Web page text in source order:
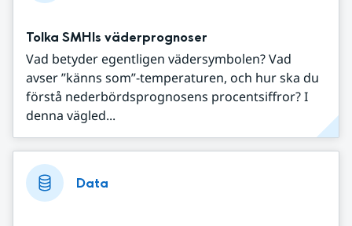
Tolka SMHIs väderprognoser
Vad betyder egentligen vädersymbolen? Vad
avser ”känns som”-temperaturen, och hur ska du
förstå nederbördsprognosens procentsiffror? I
denna vägled...
Data